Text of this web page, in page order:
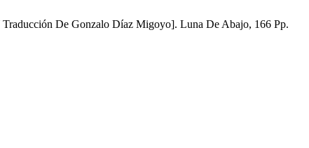
De Gonzalo Díaz Migoyo]. Luna De Abajo, 166 Pp.